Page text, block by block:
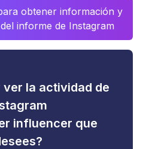
obtener información y
informe de Instagram
ver la actividad de
influencer que